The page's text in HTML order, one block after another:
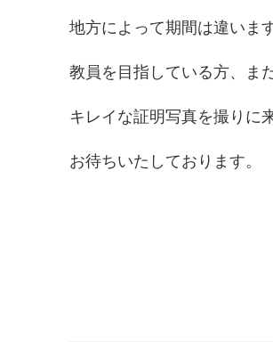
地方によって期間は違いま
教員を目指している方、ま
キレイな証明写真を撮りに
お待ちいたしております。